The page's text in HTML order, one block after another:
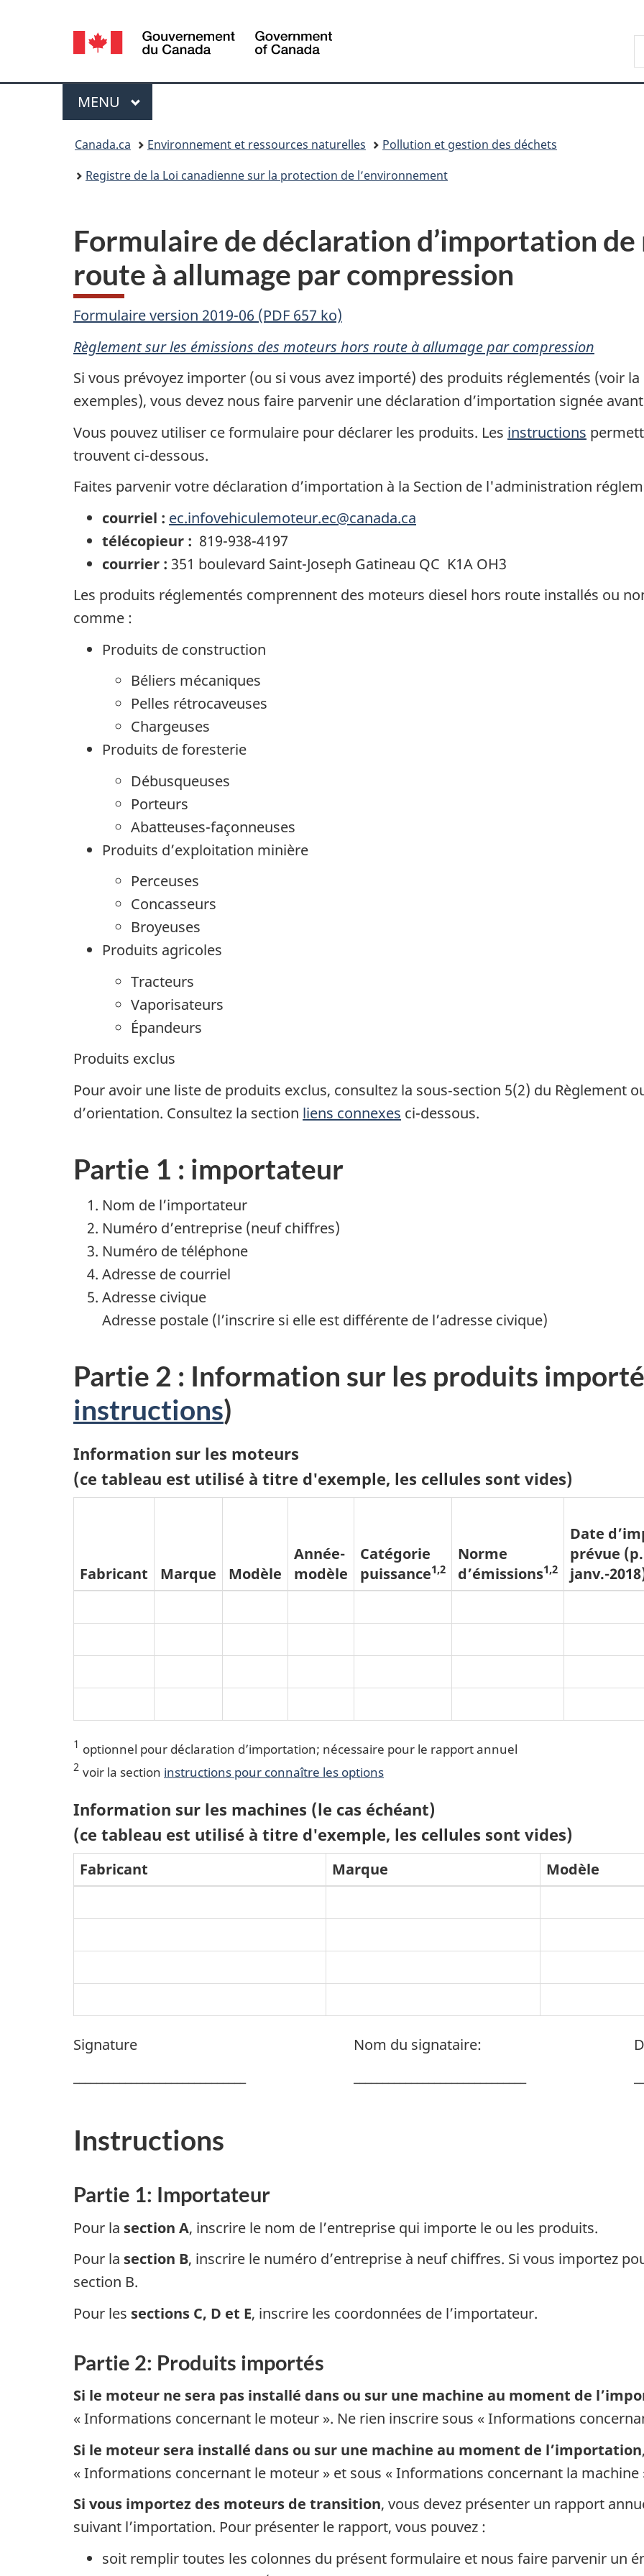
sujet
HTML
Sélection
de
la
langue
Canada
Menu
MENU PRINCIPAL
Canada.ca Environnement et ressources naturelles
Pollution et gestion des déchets
Registre de la Loi canadienne sur la protection de l’environnement
Formulaire de déclaration d’importation
route à allumage par compression
Formulaire version 2019-06 (PDF 657 ko)
Règlement sur les émissions des moteurs hors route à allumage par compression
Si vous prévoyez importer (ou si vous avez importé) des produits réglementés (voir
exemples), vous devez nous faire parvenir une déclaration d’importation signée
Vous pouvez utiliser ce formulaire pour déclarer les produits. Les instructions
trouvent ci-dessous.
Faites parvenir votre déclaration d’importation à la Section de l'administration
courriel : ec.infovehiculemoteur.ec@canada.ca
télécopieur : 819-938-4197
courrier : 351 boulevard Saint-Joseph Gatineau QC K1A OH3
Les produits réglementés comprennent des moteurs diesel hors route installés ou
comme :
Produits de construction
Béliers mécaniques
Pelles rétrocaveuses
Chargeuses
Produits de foresterie
Débusqueuses
Porteurs
Abatteuses-façonneuses
Produits d’exploitation minière
Perceuses
Concasseurs
Broyeuses
Produits agricoles
Tracteurs
Vaporisateurs
Épandeurs
Produits exclus
Pour avoir une liste de produits exclus, consultez la sous‑section 5(2) du Règlement
d’orientation. Consultez la section liens connexes ci-dessous.
Partie 1 : importateur
Nom de l’importateur
Numéro d’entreprise (neuf chiffres)
Numéro de téléphone
Adresse de courriel
Adresse civique
Adresse postale (l’inscrire si elle est différente de l’adresse civique)
Partie 2 : Information sur les produits
instructions)
Information sur les moteurs
(ce tableau est utilisé à titre d'exemple, les cellules sont vides)
Fabricant Marque Modèle
Année-
modèle
Catégorie
puissance1,2
Norme
d’émissions1,2
Date
prévue
janv.-
1 optionnel pour déclaration d’importation; nécessaire pour le rapport annuel
2 voir la section instructions pour connaître les options
Information sur les machines (le cas échéant)
(ce tableau est utilisé à titre d'exemple, les cellules sont vides)
Fabricant Marque Modèle
Signature
Nom du signataire:
Instructions
Partie 1: Importateur
Pour la section A, inscrire le nom de l’entreprise qui importe le ou les produits.
Pour la section B, inscrire le numéro d’entreprise à neuf chiffres. Si vous importez
section B.
Pour les sections C, D et E, inscrire les coordonnées de l’importateur.
Partie 2: Produits importés
Si le moteur ne sera pas installé dans ou sur une machine au moment de
« Informations concernant le moteur ». Ne rien inscrire sous « Informations
Si le moteur sera installé dans ou sur une machine au moment de l’importation
« Informations concernant le moteur » et sous « Informations concernant la machine
Si vous importez des moteurs de transition, vous devez présenter un rapport
suivant l’importation. Pour présenter le rapport, vous pouvez :
soit remplir toutes les colonnes du présent formulaire et nous faire parvenir un